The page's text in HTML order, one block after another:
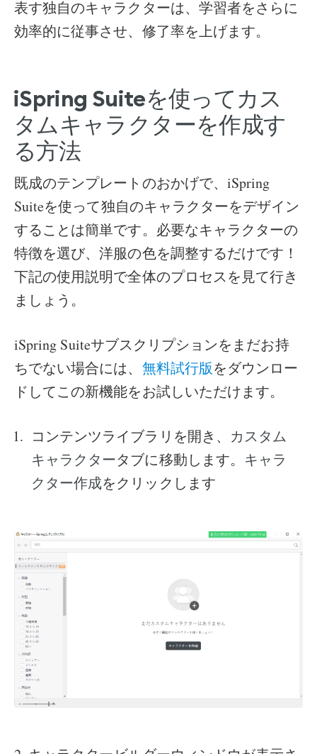
表す独自のキャラクターは、学習者をさらに
効率的に従事させ、修了率を上げます。
iSpring Suiteを使ってカス
タムキャラクターを作成す
る方法
既成のテンプレートのおかげで、iSpring
Suiteを使って独自のキャラクターをデザイン
することは簡単です。必要なキャラクターの
特徴を選び、洋服の色を調整するだけです！
下記の使用説明で全体のプロセスを見て行き
ましょう。
iSpring Suiteサブスクリプションをまだお持
ちでない場合には、 無料試行版をダウンロー
ドしてこの新機能をお試しいただけます。
コンテンツライブラリを開き、
カスタム
キャラクタータブに移動します。 キャラ
クター作成をクリックします